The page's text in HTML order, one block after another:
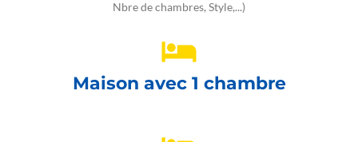
Nbre de chambres, Style,...)
Maison avec 1 chambre